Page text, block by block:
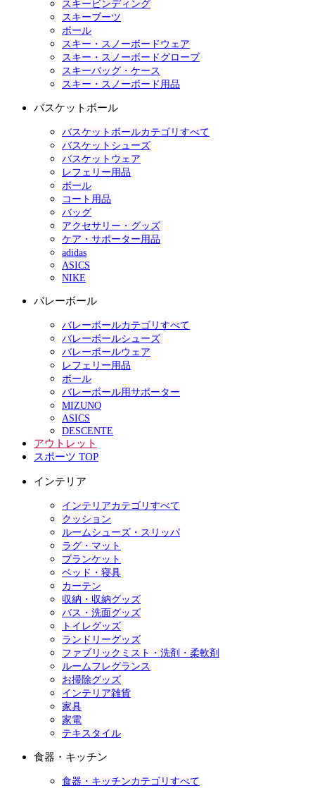
スキービンディング
スキーブーツ
ポール
スキー・スノーボードウェア
スキー・スノーボードグローブ
スキーバッグ・ケース
スキー・スノーボード用品
バスケットボール
バスケットボールカテゴリすべて
バスケットシューズ
バスケットウェア
レフェリー用品
ボール
コート用品
バッグ
アクセサリー・グッズ
ケア・サポーター用品
adidas
ASICS
NIKE
バレーボール
バレーボールカテゴリすべて
バレーボールシューズ
バレーボールウェア
レフェリー用品
ボール
バレーボール用サポーター
MIZUNO
ASICS
DESCENTE
アウトレット
スポーツ TOP
インテリア
インテリアカテゴリすべて
クッション
ルームシューズ・スリッパ
ラグ・マット
ブランケット
ベッド・寝具
カーテン
収納・収納グッズ
バス・洗面グッズ
トイレグッズ
ランドリーグッズ
ファブリックミスト・洗剤・柔軟剤
ルームフレグランス
お掃除グッズ
インテリア雑貨
家具
家電
テキスタイル
食器・キッチン
食器・キッチンカテゴリすべて